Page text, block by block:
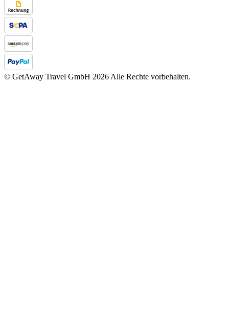
© GetAway Travel GmbH 2026 Alle Rechte vorbehalten.